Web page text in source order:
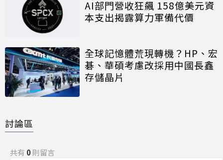
AI部門營收狂飆 158億美元資
本支出揭露算力軍備代價
全球記憶體荒現轉機？HP、宏
碁、華碩考慮改採用中國長鑫
存儲晶片
討論區
共有 0則留言